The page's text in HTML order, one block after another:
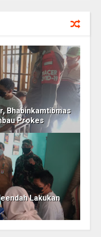
Bhabinkamtibmas
Prokes
Lakukan